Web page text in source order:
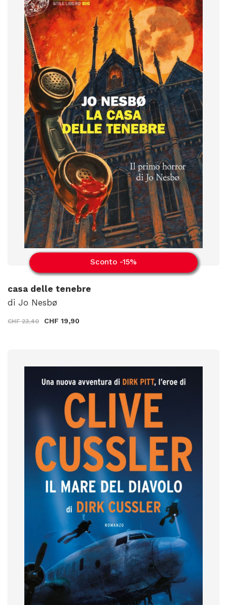
Sconto -15%
casa delle tenebre
di Jo Nesbø
CHF 23,40 CHF 19,90